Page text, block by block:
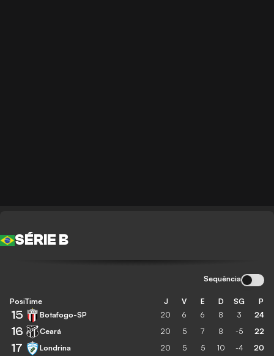
SÉRIE B
Sequência
Posição
Time J V E D SG P
15 Botafogo-SP 20 6 6 8 3 24
16 Ceará 20 5 7 8 -5 22
17 Londrina 20 5 5 10 -4 20